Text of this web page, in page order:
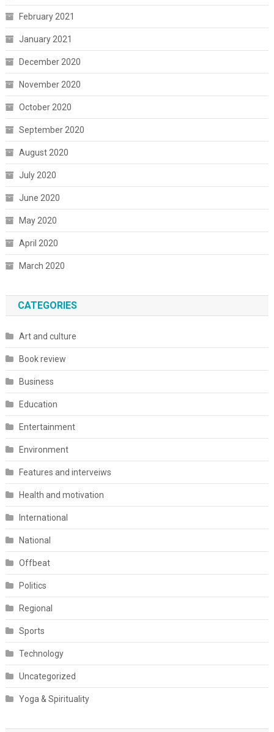
February 2021
January 2021
December 2020
November 2020
October 2020
September 2020
August 2020
July 2020
June 2020
May 2020
April 2020
March 2020
CATEGORIES
Art and culture
Book review
Business
Education
Entertainment
Environment
Features and interveiws
Health and motivation
International
National
Offbeat
Politics
Regional
Sports
Technology
Uncategorized
Yoga & Spirituality